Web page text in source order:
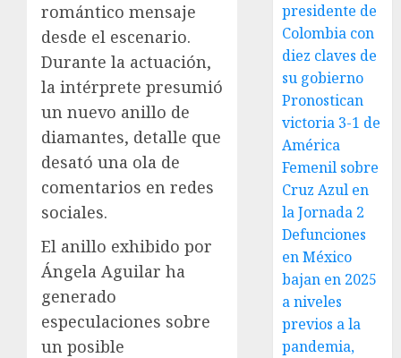
romántico mensaje
desde el escenario.
Durante la actuación,
la intérprete presumió
un nuevo anillo de
diamantes, detalle que
desató una ola de
comentarios en redes
sociales.
El anillo exhibido por
Ángela Aguilar ha
generado
especulaciones sobre
un posible
presidente de
Colombia con
diez claves de
su gobierno
Pronostican
victoria 3-1 de
América
Femenil sobre
Cruz Azul en
la Jornada 2
Defunciones
en México
bajan en 2025
a niveles
previos a la
pandemia,